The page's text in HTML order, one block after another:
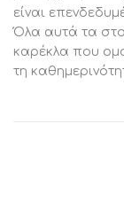
είναι
Όλα αυτά τα
καρέκλα που
τη